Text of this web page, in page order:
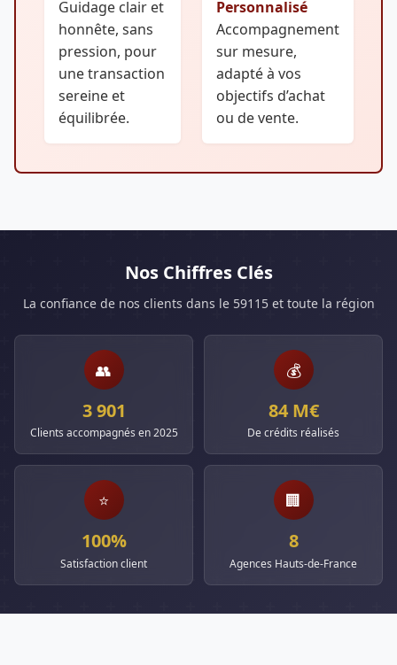
Guidage clair et
honnête, sans
pression, pour
une transaction
sereine et
équilibrée.
Personnalisé
Accompagnement
sur mesure,
adapté à vos
objectifs d’achat
ou de vente.
Nos Chiffres Clés
La confiance de nos clients dans le 59115 et toute la région
👥
3 901
Clients accompagnés en 2025
💰
84 M€
De crédits réalisés
⭐
100%
Satisfaction client
🏢
8
Agences Hauts-de-France